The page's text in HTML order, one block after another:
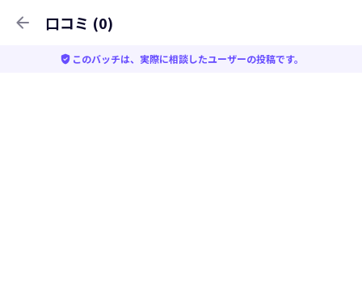
arrow_back 口コミ (0)
verified_user このバッチは、実際に相談したユーザーの投稿です。